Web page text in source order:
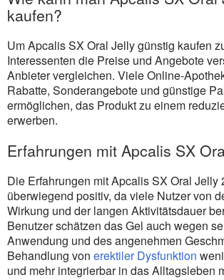
kaufen?
Um Apcalis SX Oral Jelly günstig kaufen
Interessenten die Preise und Angebote
Anbieter vergleichen. Viele Online-
Rabatte, Sonderangebote und günstige
ermöglichen, das Produkt zu einem
erwerben.
Erfahrungen mit Apcalis SX
Die Erfahrungen mit Apcalis SX Oral Jelly
überwiegend positiv, da viele Nutzer von
Wirkung und der langen Aktivitätsdauer
Benutzer schätzen das Gel auch wegen
Anwendung und des angenehmen
Behandlung von erektiler Dysfunktion
und mehr integrierbar in das Alltagsleben